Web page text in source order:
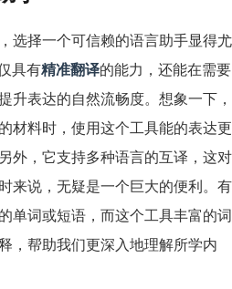
选择一个可信赖的语言助手显得尤
具有精准翻译的能力，还能在需要
升表达的自然流畅度。想象一下，
材料时，使用这个工具能的表达更
外，它支持多种语言的互译，这对
来说，无疑是一个巨大的便利。有
单词或短语，而这个工具丰富的词
，帮助我们更深入地理解所学内